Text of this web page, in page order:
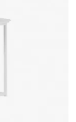
voor lounge